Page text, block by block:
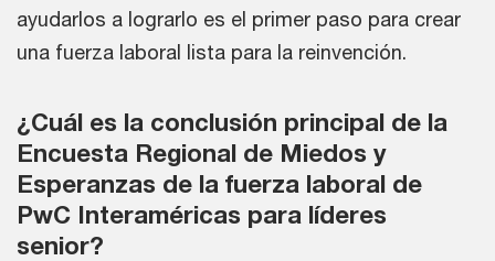
ayudarlos a lograrlo es el primer paso para crear
una fuerza laboral lista para la reinvención.
¿Cuál es la conclusión principal de la
Encuesta Regional de Miedos y
Esperanzas de la fuerza laboral de
PwC Interaméricas para líderes
senior?